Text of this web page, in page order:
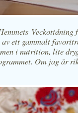
Veckotidning
ett gammalt
i nutrition, lite
Om jag är